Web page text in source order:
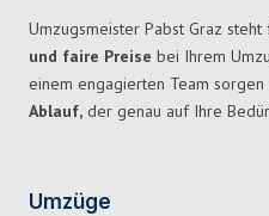
Umzugsmeister Pabst Graz steht
und faire Preise bei Ihrem
einem engagierten Team
Ablauf, der genau auf Ihre
Umzüge